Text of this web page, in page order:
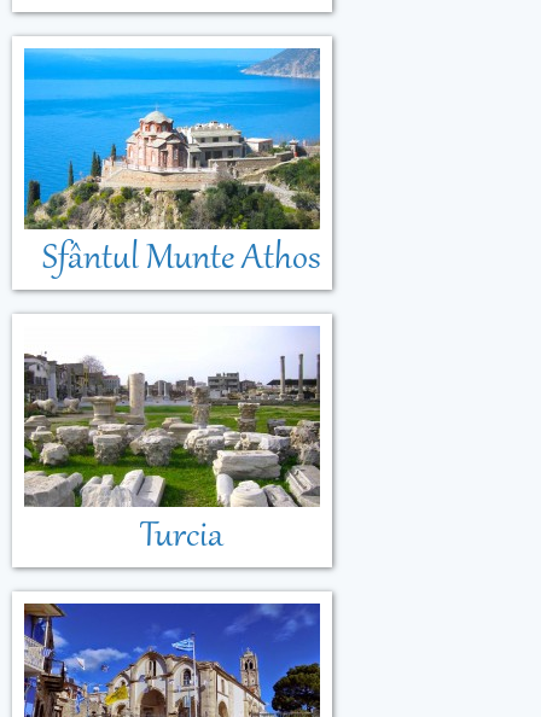
Sfântul Munte Athos
Turcia